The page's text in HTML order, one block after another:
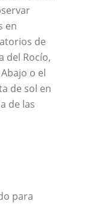
en
de
del Rocío,
o el
de sol en
de las
para